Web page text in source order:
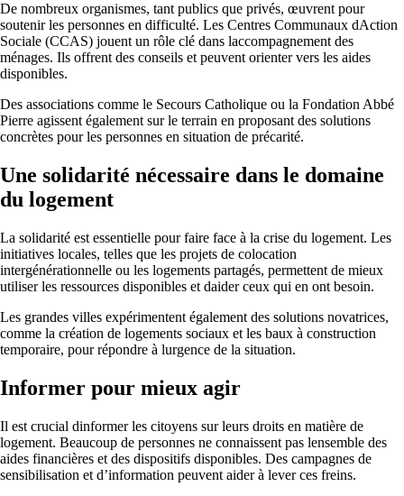
De nombreux organismes, tant publics que privés, œuvrent pour
soutenir les personnes en difficulté. Les Centres Communaux dAction
Sociale (CCAS) jouent un rôle clé dans laccompagnement des
ménages. Ils offrent des conseils et peuvent orienter vers les aides
disponibles.
Des associations comme le Secours Catholique ou la Fondation Abbé
Pierre agissent également sur le terrain en proposant des solutions
concrètes pour les personnes en situation de précarité.
Une solidarité nécessaire dans le domaine
du logement
La solidarité est essentielle pour faire face à la crise du logement. Les
initiatives locales, telles que les projets de colocation
intergénérationnelle ou les logements partagés, permettent de mieux
utiliser les ressources disponibles et daider ceux qui en ont besoin.
Les grandes villes expérimentent également des solutions novatrices,
comme la création de logements sociaux et les baux à construction
temporaire, pour répondre à lurgence de la situation.
Informer pour mieux agir
Il est crucial dinformer les citoyens sur leurs droits en matière de
logement. Beaucoup de personnes ne connaissent pas lensemble des
aides financières et des dispositifs disponibles. Des campagnes de
sensibilisation et d’information peuvent aider à lever ces freins.